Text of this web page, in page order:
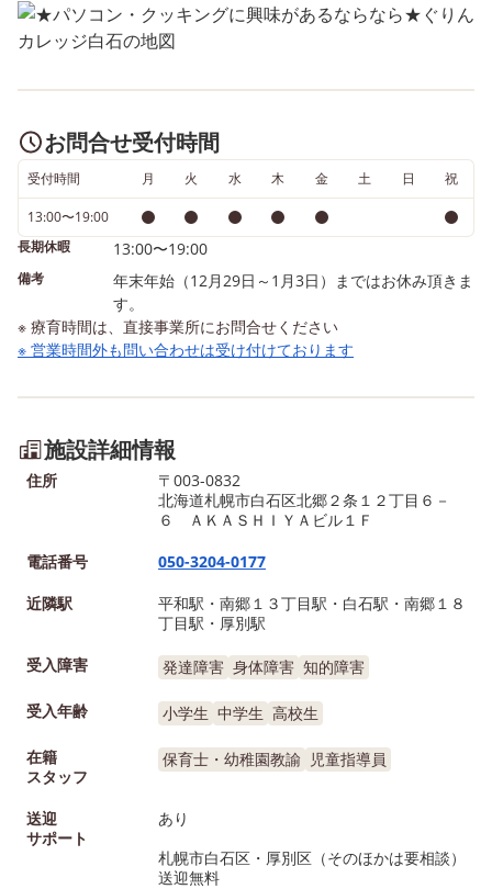
お問合せ受付時間
受付時間 月 火 水 木 金 土 日 祝
13:00〜19:00
長期休暇
13:00〜19:00
備考
年末年始（12月29日～1月3日）まではお休み頂きま
す。
※ 療育時間は、直接事業所にお問合せください
※ 営業時間外も問い合わせは受け付けております
施設詳細情報
住所
〒003-0832
北海道札幌市白石区北郷２条１２丁目６－
６ ＡＫＡＳＨＩＹＡビル１Ｆ
電話番号
050-3204-0177
近隣駅
平和駅・南郷１３丁目駅・白石駅・南郷１８
丁目駅・厚別駅
受入障害
発達障害 身体障害 知的障害
受入年齢 小学生 中学生 高校生
在籍
スタッフ
保育士・幼稚園教諭 児童指導員
送迎
サポート
あり
札幌市白石区・厚別区（そのほかは要相談）
送迎無料